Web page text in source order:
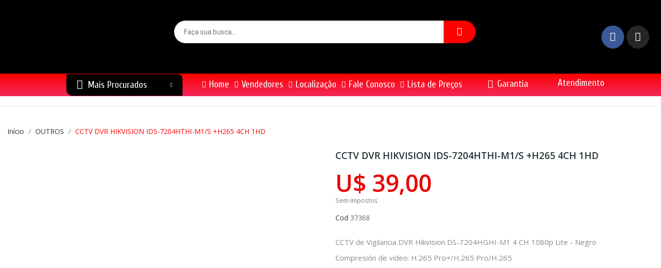
Mais Procurados Home Vendedores Localização Fale Conosco Lista de Preços Garantia Atendimento
Início OUTROS CCTV DVR HIKVISION IDS-7204HTHI-M1/S +H265 4CH 1HD
CCTV DVR HIKVISION IDS-7204HTHI-M1/S +H265 4CH 1HD
U$ 39,00
Sem impostos
Cod 37368
CCTV de Vigilancia DVR Hikvision DS-7204HGHI-M1 4 CH 1080p Lite - Negro
Compresión de video: H.265 Pro+/H.265 Pro/H.265